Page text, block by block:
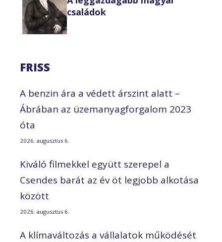
családok
FRISS
A benzin ára a védett árszint alatt –
Ábrában az üzemanyagforgalom 2023
óta
2026. augusztus 6.
Kiváló filmekkel együtt szerepel a
Csendes barát az év öt legjobb alkotása
között
2026. augusztus 6.
A klímaváltozás a vállalatok működését